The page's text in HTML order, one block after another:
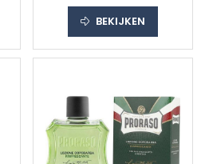
BEKIJKEN